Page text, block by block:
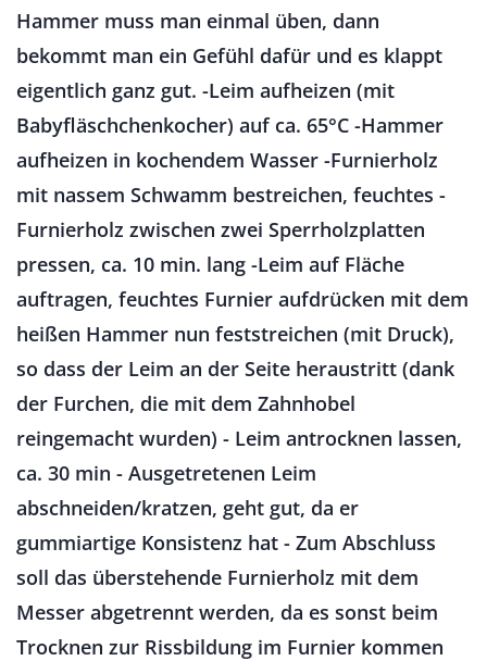
Hammer muss man einmal üben, dann
bekommt man ein Gefühl dafür und es klappt
eigentlich ganz gut. -Leim aufheizen (mit
Babyfläschchenkocher) auf ca. 65°C -Hammer
aufheizen in kochendem Wasser -Furnierholz
mit nassem Schwamm bestreichen, feuchtes -
Furnierholz zwischen zwei Sperrholzplatten
pressen, ca. 10 min. lang -Leim auf Fläche
auftragen, feuchtes Furnier aufdrücken mit dem
heißen Hammer nun feststreichen (mit Druck),
so dass der Leim an der Seite heraustritt (dank
der Furchen, die mit dem Zahnhobel
reingemacht wurden) - Leim antrocknen lassen,
ca. 30 min - Ausgetretenen Leim
abschneiden/kratzen, geht gut, da er
gummiartige Konsistenz hat - Zum Abschluss
soll das überstehende Furnierholz mit dem
Messer abgetrennt werden, da es sonst beim
Trocknen zur Rissbildung im Furnier kommen